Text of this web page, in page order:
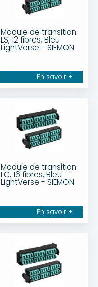
Module de transition
LS, 12 fibres, Bleu
LightVerse - SIEMON
En savoir +
Module de transition
LC, 16 fibres, Bleu
LightVerse - SIEMON
En savoir +